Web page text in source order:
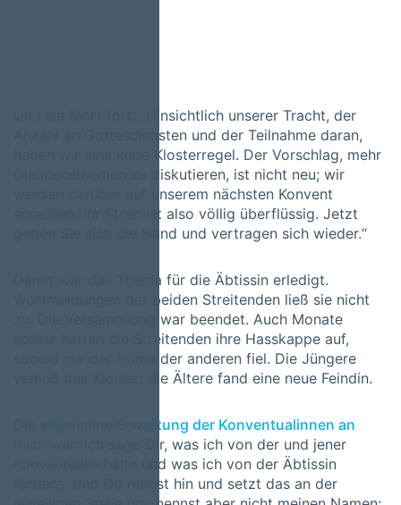
Und sie fährt fort: „Hinsichtlich unserer Tracht, der
Anzahl an Gottesdiensten und der Teilnahme daran,
haben wir eine klare Klosterregel. Der Vorschlag, mehr
Glaubensthemen zu diskutieren, ist nicht neu; wir
werden darüber auf unserem nächsten Konvent
sprechen. Ihr Streit ist also völlig überflüssig. Jetzt
geben Sie sich die Hand und vertragen sich wieder.“
Damit war das Thema für die Äbtissin erledigt.
Wortmeldungen der beiden Streitenden ließ sie nicht
zu. Die Versammlung war beendet. Auch Monate
später hatten die Streitenden ihre Hasskappe auf,
sobald nur der Name der anderen fiel. Die Jüngere
verließ das Kloster; die Ältere fand eine neue Feindin.
Die allgemeine Erwartung der Konventualinnen an
ich sage Dir, was ich von der und jener
Konventualin halte und was ich von der Äbtissin
fordere. Und Du rennst hin und setzt das an der